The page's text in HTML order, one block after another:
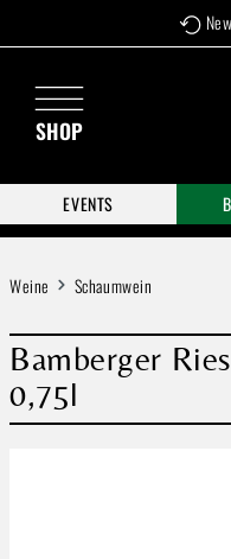
Zum Hauptinhalt springen
SHOP
EVENTS
Weine Schaumwein
Bamberger
0,75l